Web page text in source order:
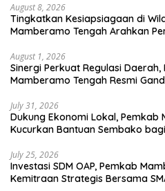
August 8, 2026
Tingkatkan Kesiapsiagaan di
Mamberamo Tengah Arahkan
August 1, 2026
Sinergi Perkuat Regulasi Daerah,
Mamberamo Tengah Resmi
July 31, 2026
Dukung Ekonomi Lokal, Pemkab
Kucurkan Bantuan Sembako
July 25, 2026
Investasi SDM OAP, Pemkab
Kemitraan Strategis Bersama